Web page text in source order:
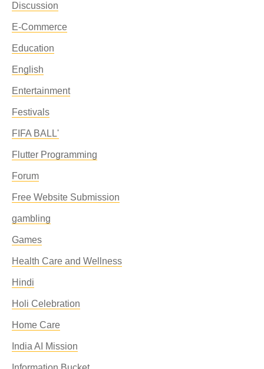
Discussion
E-Commerce
Education
English
Entertainment
Festivals
FIFA BALL'
Flutter Programming
Forum
Free Website Submission
gambling
Games
Health Care and Wellness
Hindi
Holi Celebration
Home Care
India AI Mission